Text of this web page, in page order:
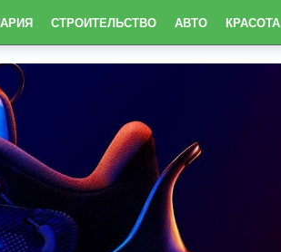
СТРОИТЕЛЬСТВО АВТО КРАСОТА